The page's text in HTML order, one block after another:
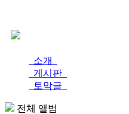
소개
게시판
토막글
전체 앨범